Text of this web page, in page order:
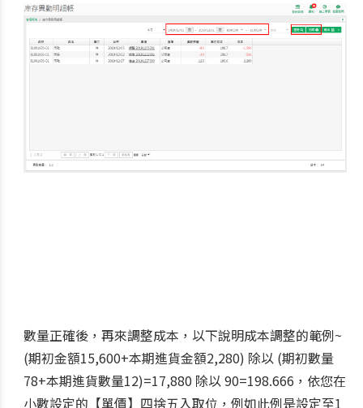
數量正確後，再來調整成本，以下說明成本調整的範例~
(期初金額15,600+本期進貨金額2,280) 除以 (期初數量
78+本期進貨數量12)=17,880 除以 90=198.666，依您在
小數設定的【單價】四捨五入取位，例如此例是設定至1